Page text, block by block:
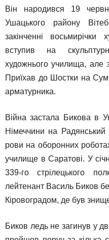
Він народився 19
Ушацького району
закінченні
вступив на
художнього училища, але
Приїхав до Шостки на
арматурника.
Війна застала Бикова в
Німеччини на Радянський
рови на оборонних
училище в Саратові. У
339-го стрілецького
лейтенант Василь Биков
Кіровоградом, де був
Биков ледь не загинув у